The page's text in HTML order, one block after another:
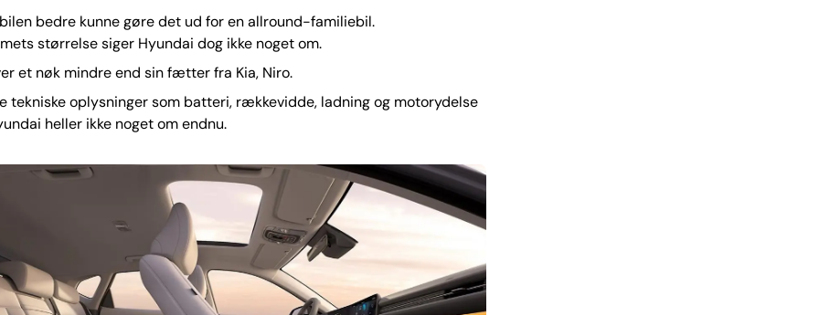
bedre kunne gøre det ud for en allround-familiebil.
størrelse siger Hyundai dog ikke noget om.
et nøk mindre end sin fætter fra Kia, Niro.
tekniske oplysninger som batteri, rækkevidde, ladning og motorydelse
heller ikke noget om endnu.